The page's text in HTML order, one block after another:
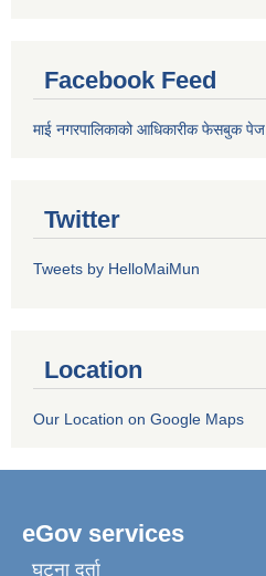
Facebook Feed
माई नगरपालिकाको आधिकारीक फेसबुक पेज
Twitter
Tweets by HelloMaiMun
Location
Our Location on Google Maps
eGov services
घटना दर्ता